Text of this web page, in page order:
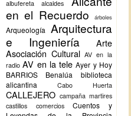
albufereta alcaldes
en el Recuerdo
árboles
Arqueología Arquitectura
e Ingeniería
Arte
Asociación Cultural AV en la
radio AV en la tele Ayer y Hoy
BARRIOS
Benalúa
biblioteca
alicantina
Cabo Huerta
CALLEJERO campaña martires
castillos
comercios
Cuentos y